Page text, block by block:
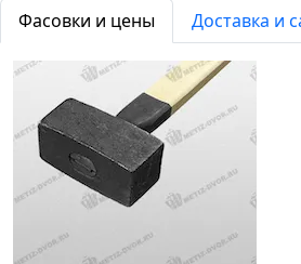
Фасовки и цены Доставка и